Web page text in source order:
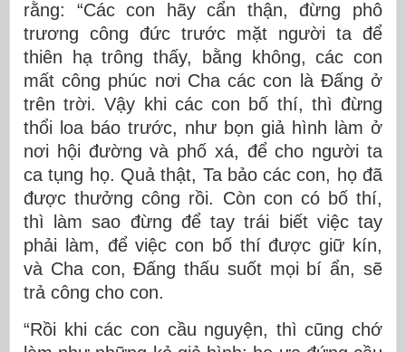
rằng: “Các con hãy cẩn thận, đừng phô
trương công đức trước mặt người ta để
thiên hạ trông thấy, bằng không, các con
mất công phúc nơi Cha các con là Ðấng ở
trên trời. Vậy khi các con bố thí, thì đừng
thổi loa báo trước, như bọn giả hình làm ở
nơi hội đường và phố xá, để cho người ta
ca tụng họ. Quả thật, Ta bảo các con, họ đã
được thưởng công rồi. Còn con có bố thí,
thì làm sao đừng để tay trái biết việc tay
phải làm, để việc con bố thí được giữ kín,
và Cha con, Ðấng thấu suốt mọi bí ẩn, sẽ
trả công cho con.
“Rồi khi các con cầu nguyện, thì cũng chớ